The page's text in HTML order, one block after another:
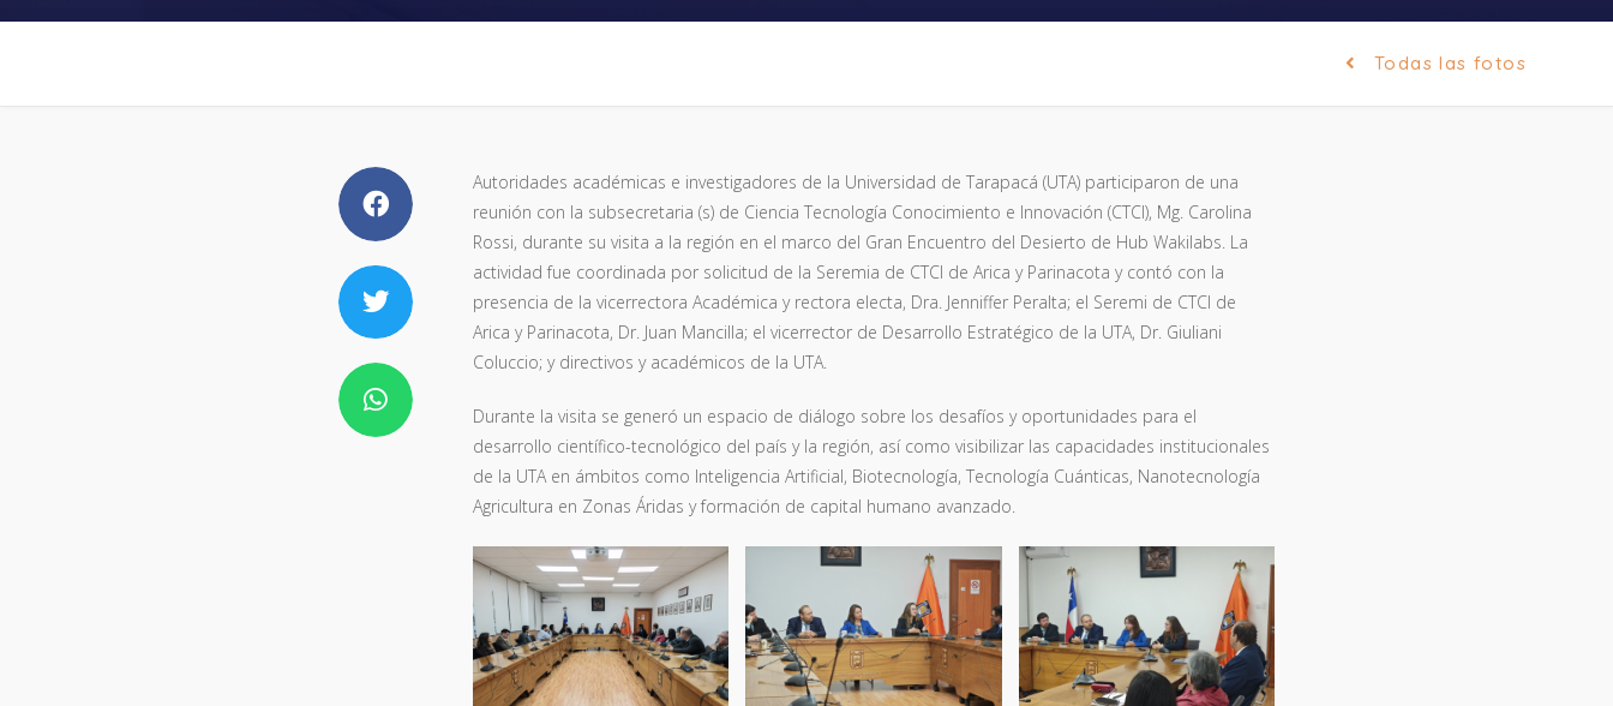
Todas las fotos
Autoridades académicas e investigadores de la Universidad de Tarapacá (UTA) participaron de una
reunión con la subsecretaria (s) de Ciencia Tecnología Conocimiento e Innovación (CTCI), Mg. Carolina
Rossi, durante su visita a la región en el marco del Gran Encuentro del Desierto de Hub Wakilabs. La
actividad fue coordinada por solicitud de la Seremia de CTCI de Arica y Parinacota y contó con la
presencia de la vicerrectora Académica y rectora electa, Dra. Jenniffer Peralta; el Seremi de CTCI de
Arica y Parinacota, Dr. Juan Mancilla; el vicerrector de Desarrollo Estratégico de la UTA, Dr. Giuliani
Coluccio; y directivos y académicos de la UTA.
Durante la visita se generó un espacio de diálogo sobre los desafíos y oportunidades para el
desarrollo científico-tecnológico del país y la región, así como visibilizar las capacidades institucionales
de la UTA en ámbitos como Inteligencia Artificial, Biotecnología, Tecnología Cuánticas, Nanotecnología
Agricultura en Zonas Áridas y formación de capital humano avanzado.